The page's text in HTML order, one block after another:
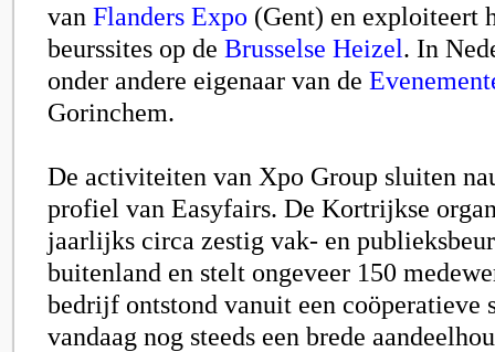
van Flanders Expo (Gent) en exploiteert
beurssites op de Brusselse Heizel. In
onder andere eigenaar van de
Gorinchem.
De activiteiten van Xpo Group sluiten
profiel van Easyfairs. De Kortrijkse
jaarlijks circa zestig vak- en
buitenland en stelt ongeveer 150
bedrijf ontstond vanuit een coöperatieve
vandaag nog steeds een brede